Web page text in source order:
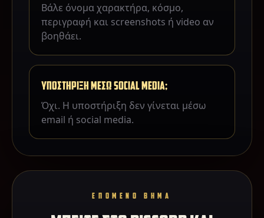
Βάλε όνομα χαρακτήρα, κόσμο,
περιγραφή και screenshots ή video αν
βοηθάει.
ΥΠΟΣΤΗΡΙΞΗ ΜΕΣΩ SOCIAL MEDIA;
Όχι. Η υποστήριξη δεν γίνεται μέσω
email ή social media.
ΕΠΟΜΕΝΟ ΒΗΜΑ